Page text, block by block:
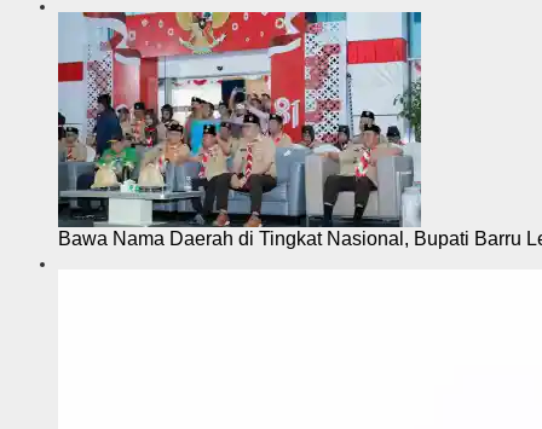
Bawa Nama Daerah di Tingkat Nasional, Bupati Barru